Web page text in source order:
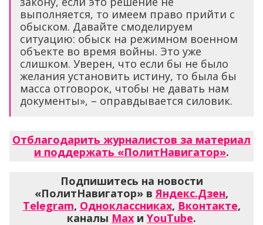
выполняется, то имеем право прийти с
обыском. Давайте смоделируем
ситуацию: обыск на режимном военном
объекте во время войны. Это уже
слишком. Уверен, что если бы не было
желания установить истину, то была бы
масса отговорок, чтобы не давать нам
документы», – оправдывается силовик.
Отблагодарить журналистов за материал
и поддержать «ПолитНавигатор».
Подпишитесь на новости
«ПолитНавигатор» вЯндекс.Дзен,
Telegram, Одноклассниках, Вконтакте,
каналы Max и YouTube.